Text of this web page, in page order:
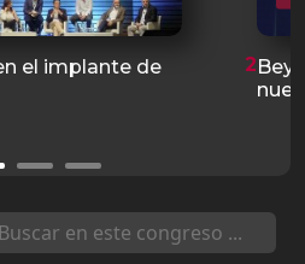
el implante de
2